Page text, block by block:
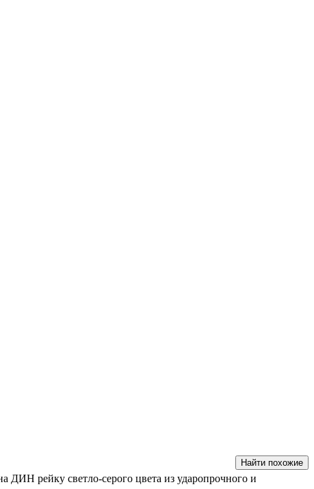
Найти похожие
рейку светло-серого цвета из ударопрочного и